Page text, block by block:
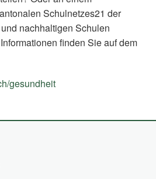
Schulnetzes21 der
nachhaltigen Schulen
finden Sie auf dem
gesundheit